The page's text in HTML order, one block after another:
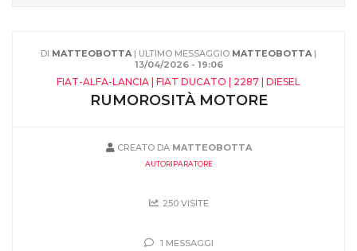
DI MATTEOBOTTA| ULTIMO MESSAGGIO MATTEOBOTTA |
13/04/2026 - 19:06
FIAT-ALFA-LANCIA | FIAT DUCATO | 2287 | DIESEL
RUMOROSITÀ MOTORE
CREATO DA MATTEOBOTTA
AUTORIPARATORE
250 VISITE
1 MESSAGGI